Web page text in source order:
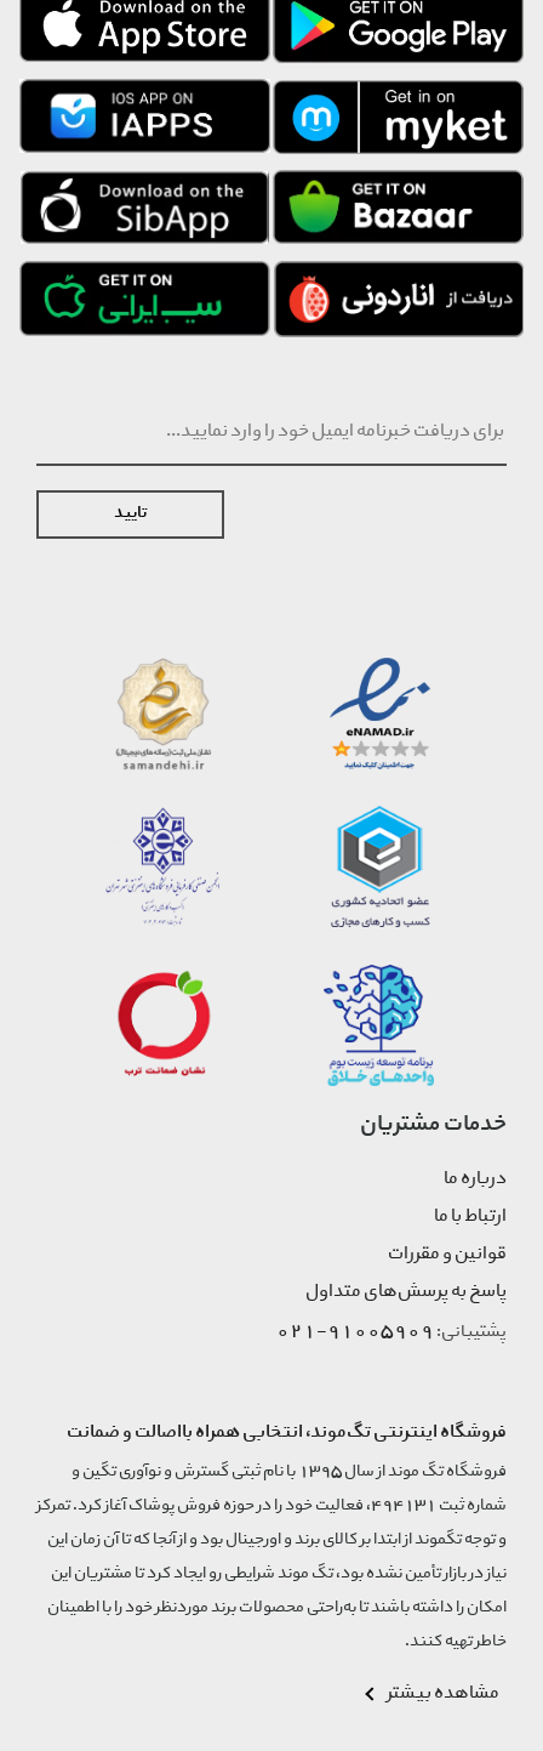
تایید
خدمات مشتریان
درباره ما
ارتباط با ما
قوانین و مقررات
پاسخ به پرسش‌های متداول
پشتیبانی:91005909-021
فروشگاه اینترنتی تگ‌موند، انتخابی همراه بااصالت و ضمانت
فروشگاه تگ موند از سال 1395 با نام ثبتی گسترش و نوآوری تگین و
شماره ثبت 494131، فعالیت خود را در حوزه فروش پوشاک آغاز کرد. تمرکز
و توجه تگموند از ابتدا بر کالای برند و اورجینال بود و از آنجا که تا آن زمان این
نیاز در بازار تأمین نشده بود، تگ موند شرایطی رو ایجاد کرد تا مشتریان این
امکان را داشته باشند تا به‌راحتی محصولات برند مورد‌نظر خود را با اطمینان
خاطر تهیه کنند.
مشاهده بیشتر